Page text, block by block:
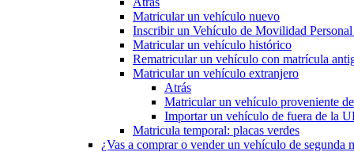
Matricular un vehículo nuevo
Inscribir un Vehículo de Movilidad
Matricular un vehículo histórico
Rematricular un vehículo con matrícula
Matricular un vehículo extranjero
Atrás
Matricular un vehículo proveniente
Importar un vehículo de fuera de la
Matricula temporal: placas verdes
¿Vas a comprar o vender un vehículo de segunda